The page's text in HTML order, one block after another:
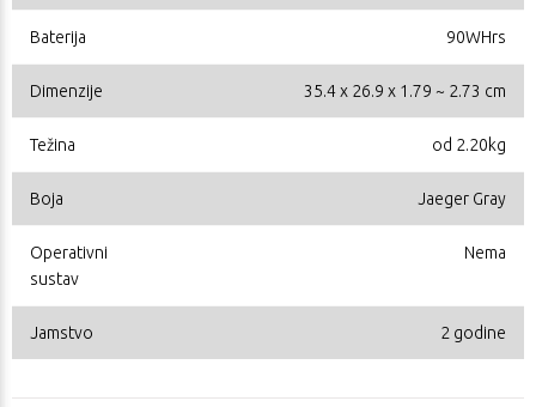
Baterija 90WHrs
Dimenzije 35.4 x 26.9 x 1.79 ~ 2.73 cm
Težina od 2.20kg
Boja Jaeger Gray
Operativni
sustav
Nema
Jamstvo 2 godine